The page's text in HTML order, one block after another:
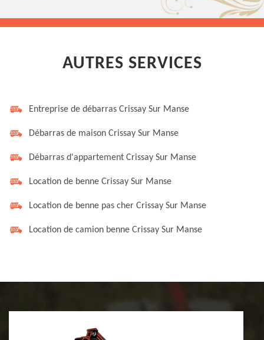
AUTRES SERVICES
Entreprise de débarras Crissay Sur Manse
Débarras de maison Crissay Sur Manse
Débarras d'appartement Crissay Sur Manse
Location de benne Crissay Sur Manse
Location de benne pas cher Crissay Sur Manse
Location de camion benne Crissay Sur Manse